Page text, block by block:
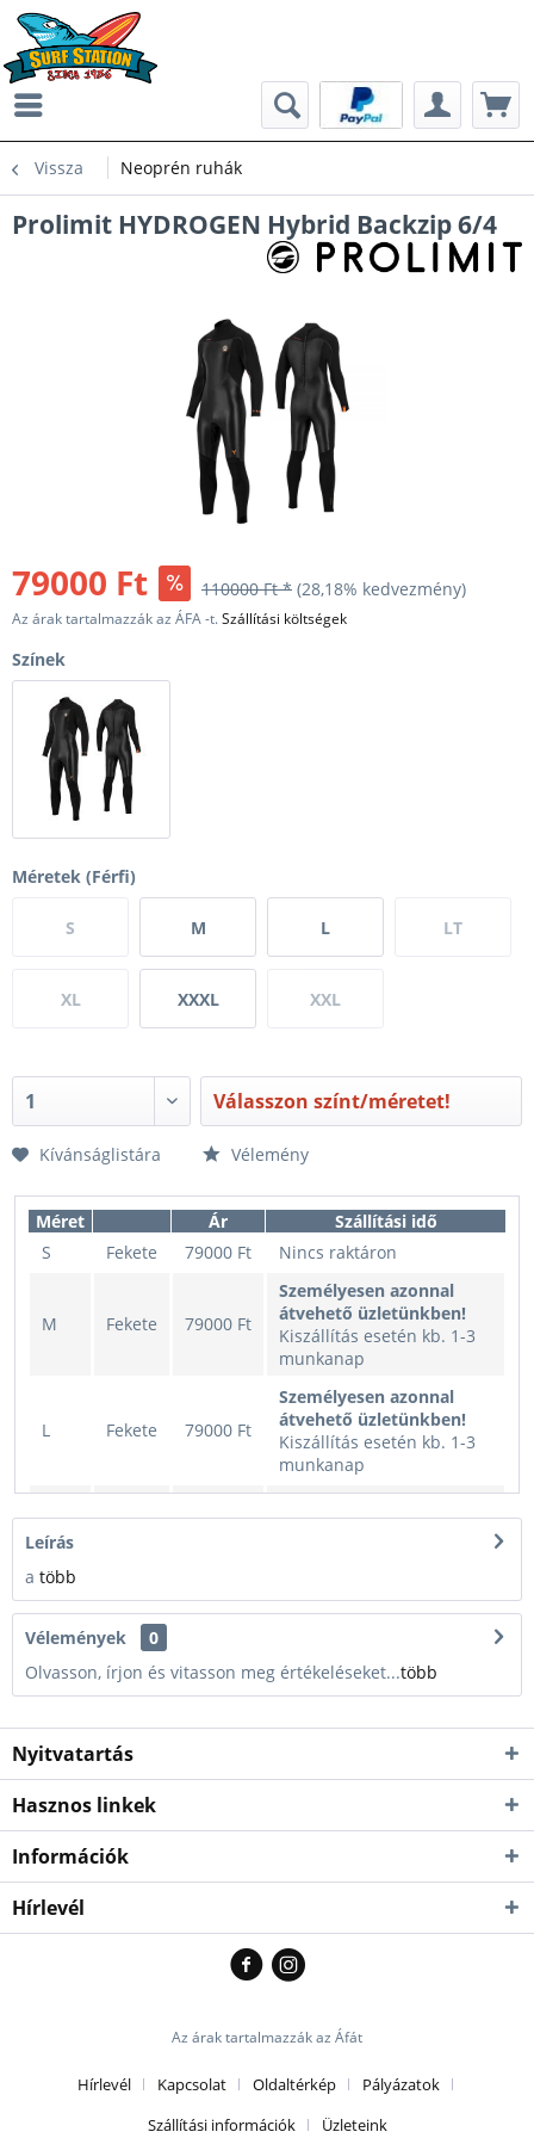
Vissza Neoprén ruhák
Prolimit HYDROGEN Hybrid Backzip 6/4
79000 Ft 110000 Ft * (28,18% kedvezmény)
Az árak tartalmazzák az ÁFA -t.Szállítási költségek
Színek
Méretek (Férfi)
S M L LT
XL XXXL XXL
Válasszon színt/méretet!
Kívánságlistára Vélemény
Méret Ár
Szállítási idő
S
Fekete 79000 Ft Nincs raktáron
M Fekete 79000 Ft
Személyesen azonnal
átvehető üzletünkben!
Kiszállítás esetén kb. 1-3
munkanap
L Fekete 79000 Ft
Személyesen azonnal
átvehető üzletünkben!
Kiszállítás esetén kb. 1-3
munkanap
XL
XXL
XXXL Fekete
Személyesen azonnal
Kiszállítás esetén kb. 1-3
munkanap
Leírás
a több
Vélemények
0
Olvasson, írjon és vitasson meg értékeléseket...több
Nyitvatartás
Hasznos linkek
Információk
Hírlevél
Az árak tartalmazzák az Áfát
Hírlevél Kapcsolat Oldaltérkép
Pályázatok
Szállítási információk
Üzleteink